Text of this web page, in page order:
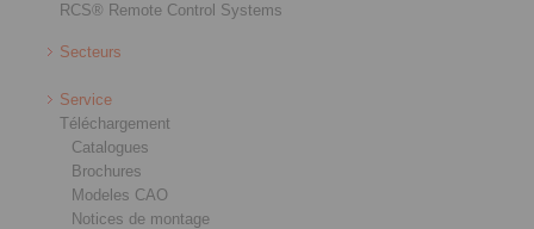
RCS® Remote Control Systems
Secteurs
Service
Téléchargement
Catalogues
Brochures
Modeles CAO
Notices de montage